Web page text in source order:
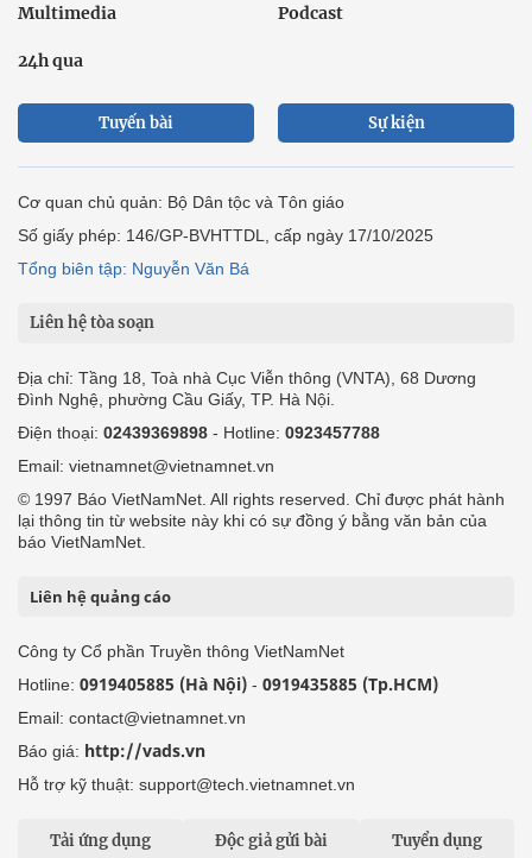
Multimedia Podcast
24h qua
Tuyến bài Sự kiện
Cơ quan chủ quản: Bộ Dân tộc và Tôn giáo
Số giấy phép: 146/GP-BVHTTDL, cấp ngày 17/10/2025
Tổng biên tập: Nguyễn Văn Bá
Liên hệ tòa soạn
Địa chỉ: Tầng 18, Toà nhà Cục Viễn thông (VNTA), 68 Dương
Đình Nghệ, phường Cầu Giấy, TP. Hà Nội.
Điện thoại: 02439369898 - Hotline: 0923457788
Email: vietnamnet@vietnamnet.vn
© 1997 Báo VietNamNet. All rights reserved. Chỉ được phát hành
lại thông tin từ website này khi có sự đồng ý bằng văn bản của
báo VietNamNet.
Liên hệ quảng cáo
Công ty Cổ phần Truyền thông VietNamNet
Hotline: 0919405885 (Hà Nội) - 0919435885 (Tp.HCM)
Email: contact@vietnamnet.vn
Báo giá: http://vads.vn
Hỗ trợ kỹ thuật: support@tech.vietnamnet.vn
Tải ứng dụng Độc giả gửi bài Tuyển dụng